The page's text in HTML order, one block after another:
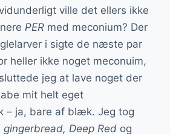
ville det ellers ikke
PER med meconium? Der
i sigte de næste par
heller ikke noget meconuim,
jeg at lave noget der
mit helt eget
– ja, bare af blæk. Jeg tog
Deep Red og